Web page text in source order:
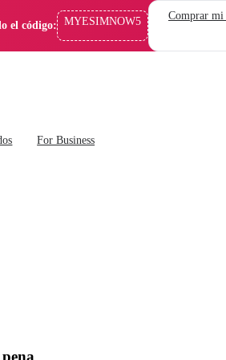
el código: MYESIMNOW5 Comprar
For Business